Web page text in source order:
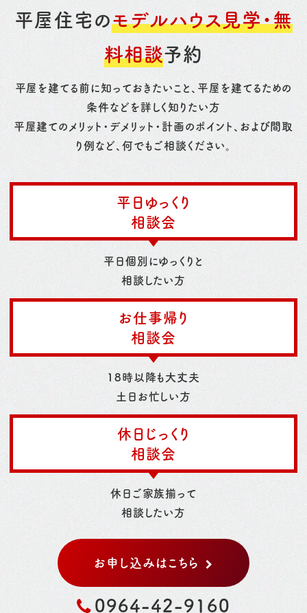
平屋住宅のモデルハウス見学・無
料相談予約
平屋を建てる前に知っておきたいこと、平屋を建てるための
条件などを詳しく知りたい方
平屋建てのメリット・デメリット・計画のポイント、および間取
り例など、何でもご相談ください。
平日ゆっくり
相談会
平日個別にゆっくりと
相談したい方
お仕事帰り
相談会
18時以降も大丈夫
土日お忙しい方
休日じっくり
相談会
休日ご家族揃って
相談したい方
お申し込みはこちら
0964-42-9160